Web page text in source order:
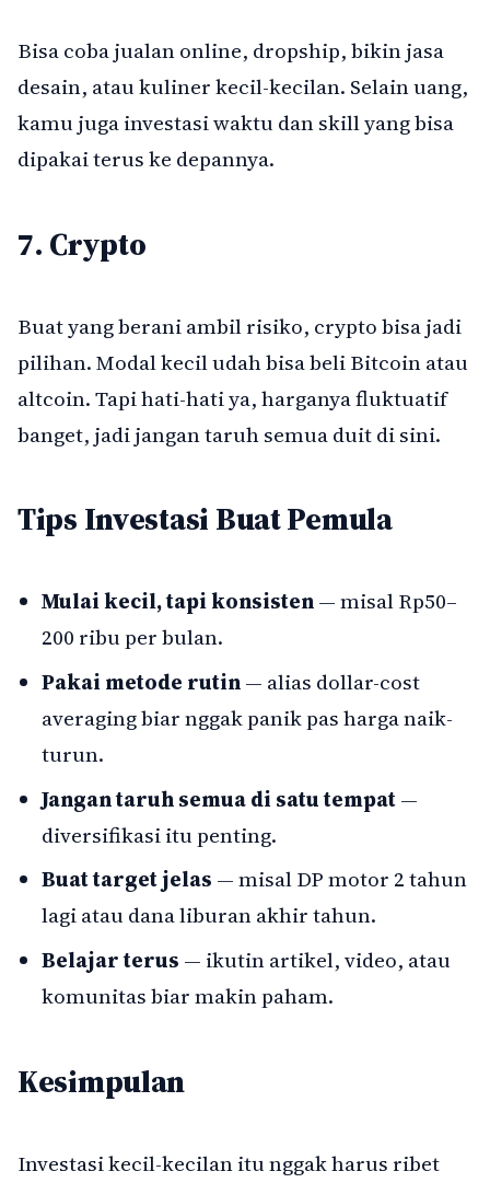
Bisa coba jualan online, dropship, bikin jasa
desain, atau kuliner kecil-kecilan. Selain uang,
kamu juga investasi waktu dan skill yang bisa
dipakai terus ke depannya.
7. Crypto
Buat yang berani ambil risiko, crypto bisa jadi
pilihan. Modal kecil udah bisa beli Bitcoin atau
altcoin. Tapi hati-hati ya, harganya fluktuatif
banget, jadi jangan taruh semua duit di sini.
Tips Investasi Buat Pemula
Mulai kecil, tapi konsisten— misal Rp50–
200 ribu per bulan.
Pakai metode rutin— alias dollar-cost
averaging biar nggak panik pas harga naik-
turun.
Jangan taruh semua di satu tempat—
diversifikasi itu penting.
Buat target jelas — misal DP motor 2 tahun
lagi atau dana liburan akhir tahun.
Belajar terus — ikutin artikel, video, atau
komunitas biar makin paham.
Kesimpulan
Investasi kecil-kecilan itu nggak harus ribet